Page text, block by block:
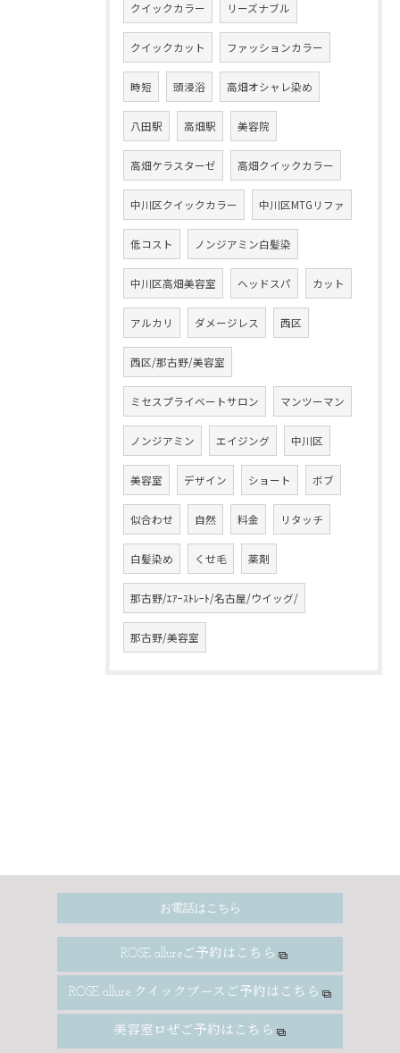
クイックカラー リーズナブル
クイックカット ファッションカラー
時短 頭浸浴 高畑オシャレ染め
八田駅 高畑駅 美容院
高畑ケラスターゼ 高畑クイックカラー
中川区クイックカラー 中川区MTGリファ
低コスト ノンジアミン白髪染
中川区高畑美容室 ヘッドスパ カット
アルカリ ダメージレス 西区
西区/那古野/美容室
ミセスプライベートサロン マンツーマン
ノンジアミン エイジング 中川区
美容室 デザイン ショート ボブ
似合わせ 自然 料金 リタッチ
白髪染め くせ毛 薬剤
那古野/ｴｱｰｽﾄﾚｰﾄ/名古屋/ウイッグ/
那古野/美容室
お電話はこちら
ROSE allureご予約はこちら
ROSE allure クイックブースご予約はこちら
美容室ロぜご予約はこちら